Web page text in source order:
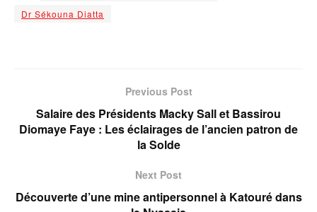
Dr Sékouna Diatta
Previous Post
Salaire des Présidents Macky Sall et Bassirou
Diomaye Faye : Les éclairages de l’ancien patron de
la Solde
Next Post
Découverte d’une mine antipersonnel à Katouré dans